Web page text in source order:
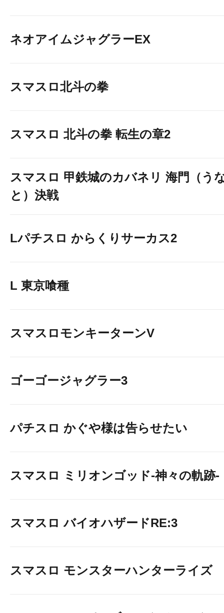
ネオアイムジャグラーEX
スマスロ北斗の拳
スマスロ 北斗の拳 転生の章2
スマスロ 甲鉄城のカバネリ 海門（う
と）決戦
Lパチスロ からくりサーカス2
L 東京喰種
スマスロモンキーターンV
ゴーゴージャグラー3
パチスロ かぐや様は告らせたい
スマスロ ミリオンゴッド-神々の軌跡-
スマスロ バイオハザードRE:3
スマスロ モンスターハンターライズ